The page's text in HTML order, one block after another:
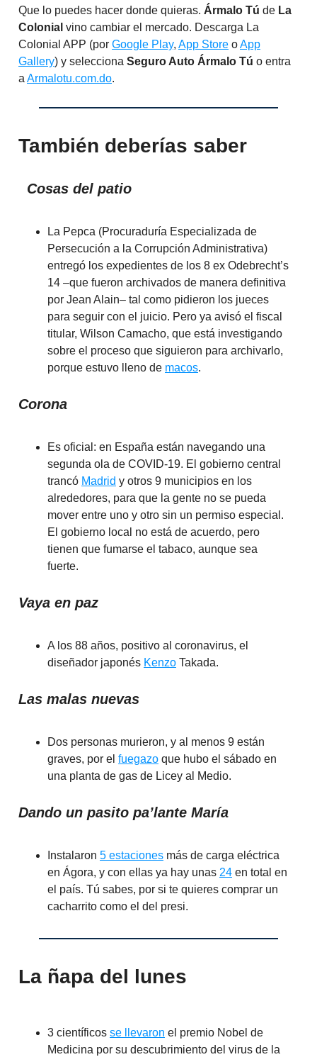
Que lo puedes hacer donde quieras. Ármalo Tú de La
Colonial vino cambiar el mercado. Descarga La
Colonial APP (por Google Play, App Store oApp
Gallery) y selecciona Seguro Auto Ármalo Tú o entra
a Armalotu.com.do.
También deberías saber
Cosas del patio
La Pepca (Procuraduría Especializada de
Persecución a la Corrupción Administrativa)
entregó los expedientes de los 8 ex Odebrecht’s
14 –que fueron archivados de manera definitiva
por Jean Alain– tal como pidieron los jueces
para seguir con el juicio. Pero ya avisó el fiscal
titular, Wilson Camacho, que está investigando
sobre el proceso que siguieron para archivarlo,
porque estuvo lleno de macos.
Corona
Es oficial: en España están navegando una
segunda ola de COVID-19. El gobierno central
trancó Madrid y otros 9 municipios en los
alrededores, para que la gente no se pueda
mover entre uno y otro sin un permiso especial.
El gobierno local no está de acuerdo, pero
tienen que fumarse el tabaco, aunque sea
fuerte.
Vaya en paz
A los 88 años, positivo al coronavirus, el
diseñador japonés Kenzo Takada.
Las malas nuevas
Dos personas murieron, y al menos 9 están
graves, por el fuegazo que hubo el sábado en
una planta de gas de Licey al Medio.
Dando un pasito pa’lante María
Instalaron 5 estaciones más de carga eléctrica
en Ágora, y con ellas ya hay unas 24 en total en
el país. Tú sabes, por si te quieres comprar un
cacharrito como el del presi.
La ñapa del lunes
3 científicos se llevaron el premio Nobel de
Medicina por su descubrimiento del virus de la